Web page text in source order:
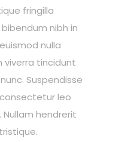
fringilla
nibh in
nulla
viverra tincidunt
Suspendisse
leo
hendrerit